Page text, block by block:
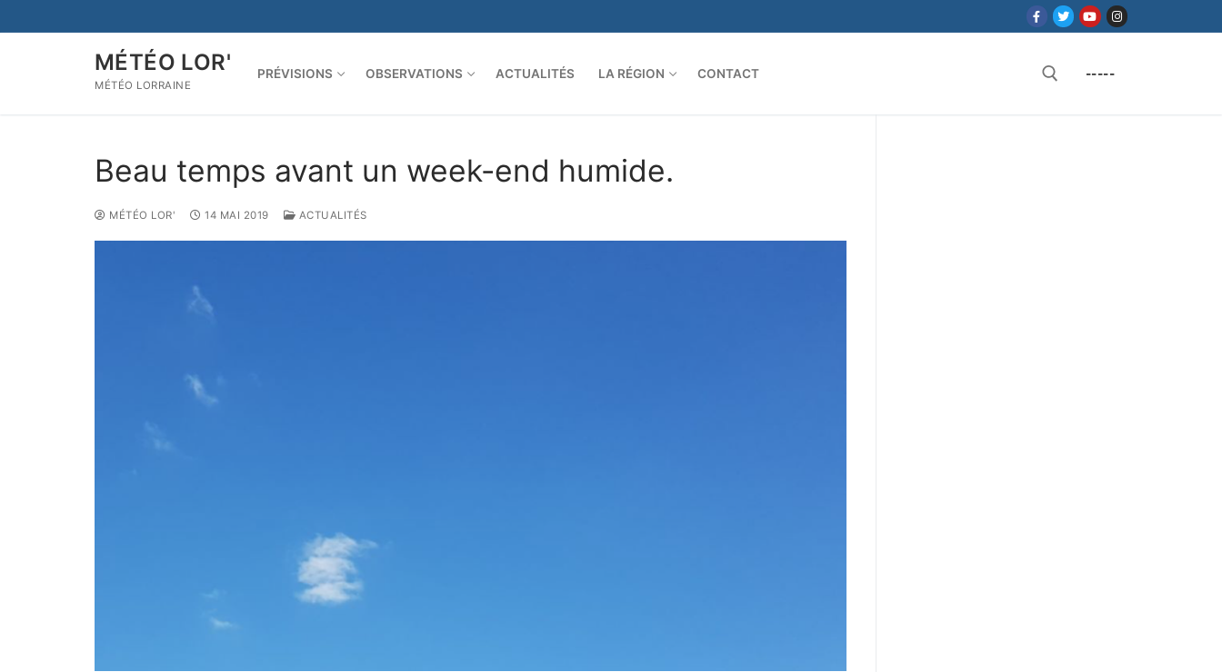
au
MÉTÉO LOR'
MÉTÉO LORRAINE
PRÉVISIONS OBSERVATIONS ACTUALITÉS LA RÉGION CONTACT -----
Beau temps avant un week-end humide.
MÉTÉO LOR' 14 MAI 2019 ACTUALITÉS